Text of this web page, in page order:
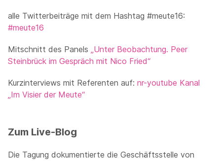
alle Twitterbeiträge mit dem Hashtag #meute16:
#meute16
Mitschnitt des Panels „Unter Beobachtung. Peer
Steinbrück im Gespräch mit Nico Fried“
Kurzinterviews mit Referenten auf: nr-youtube Kanal
„Im Visier der Meute“
Zum Live-Blog
Die Tagung dokumentierte die Geschäftsstelle von